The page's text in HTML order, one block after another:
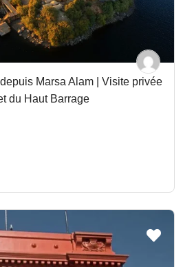
distanceest d’environ 450 km, ce
matin et l’option d’unexcursion
pour gagner du temps
Marsa Alam | Visite privée
du Haut Barrage